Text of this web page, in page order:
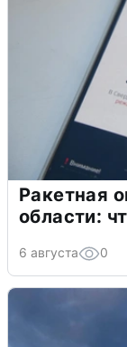
Ракетная
области:
6 августа 0